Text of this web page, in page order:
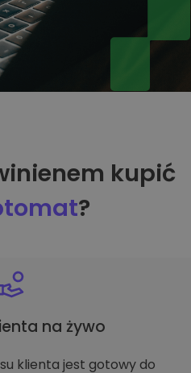
kupić
?
na żywo
klienta jest gotowy do